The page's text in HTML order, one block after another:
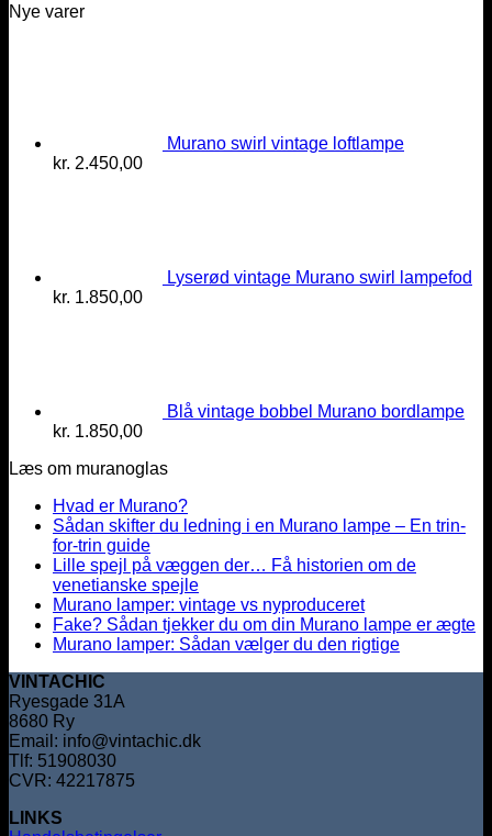
Nye varer
Murano swirl vintage loftlampe
kr. 2.450,00
Lyserød vintage Murano swirl lampefod
kr. 1.850,00
Blå vintage bobbel Murano bordlampe
kr. 1.850,00
Læs om muranoglas
Hvad er Murano?
Sådan skifter du ledning i en Murano lampe – En trin-
for-trin guide
Lille spejl på væggen der… Få historien om de
venetianske spejle
Murano lamper: vintage vs nyproduceret
Fake? Sådan tjekker du om din Murano lampe er ægte
Murano lamper: Sådan vælger du den rigtige
VINTACHIC
Ryesgade 31A
8680 Ry
Email: info@vintachic.dk
Tlf: 51908030
CVR: 42217875
LINKS